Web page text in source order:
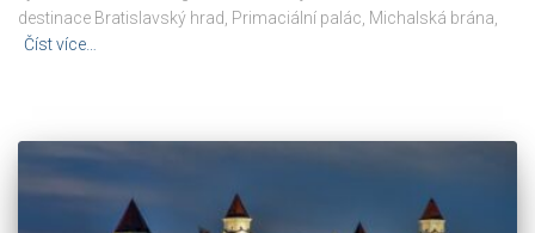
destinace Bratislavský hrad, Primaciální palác, Michalská brána,
Číst více…